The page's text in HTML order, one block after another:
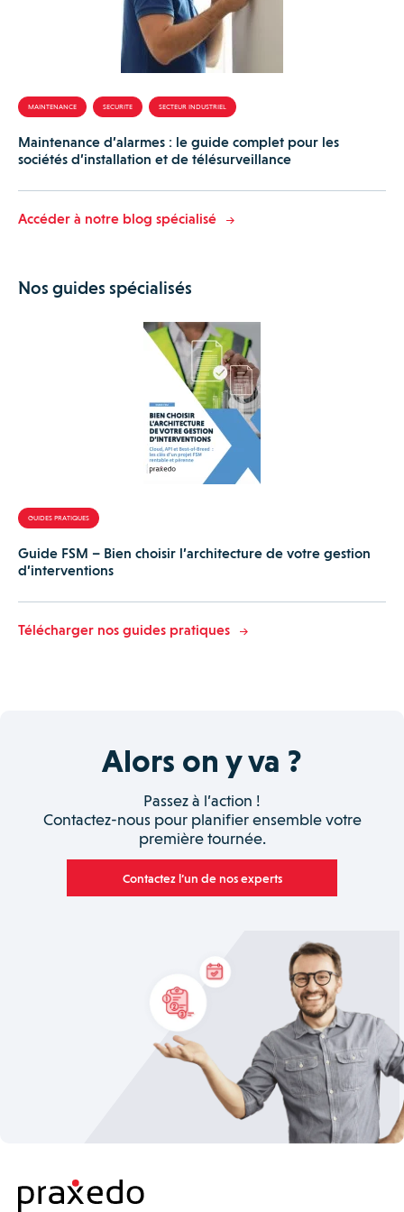
MAINTENANCE SECURITE SECTEUR INDUSTRIEL
Maintenance d’alarmes : le guide complet pour les
sociétés d’installation et de télésurveillance
Accéder à notre blog spécialisé
Nos guides spécialisés
GUIDES PRATIQUES
Guide FSM – Bien choisir l’architecture de votre gestion
d’interventions
Télécharger nos guides pratiques
Alors on y va ?
Passez à l’action !
Contactez-nous pour planifier ensemble votre
première tournée.
Contactez l’un de nos experts